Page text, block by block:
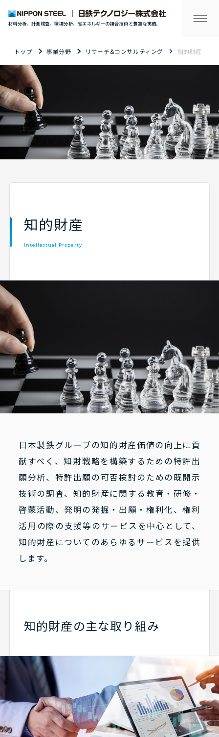
材料分析、計測検査、環境分析、省エネルギーの複合技術と豊富な実績。
トップ 事業分野 リサーチ&コンサルティング 知的財産
知的財産
Intellectual Property
日本製鉄グループの知的財産価値の向上に貢
献すべく、知財戦略を構築するための特許出
願分析、特許出願の可否検討のための既開示
技術の調査、知的財産に関する教育・研修・
啓蒙活動、発明の発掘・出願・権利化、権利
活用の際の支援等のサービスを中心として、
知的財産についてのあらゆるサービスを提供
します。
知的財産の主な取り組み